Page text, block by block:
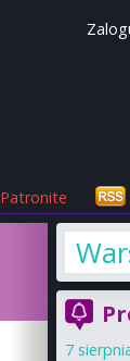
Patronite
7